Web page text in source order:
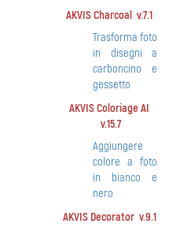
AKVIS Charcoal v.7.1
Trasforma foto
in disegni a
carboncino e
gessetto
AKVIS Coloriage AI
v.15.7
Aggiungere
colore a foto
in bianco e
nero
AKVIS Decorator v.9.1